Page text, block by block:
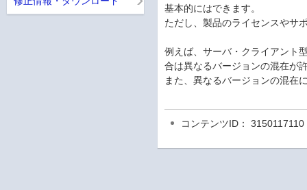
基本的にはできます。
ただし、製品のライセンスやサ
例えば、サーバ・クライアント
合は異なるバージョンの混在が
また、異なるバージョンの混在
コンテンツID： 3150117110